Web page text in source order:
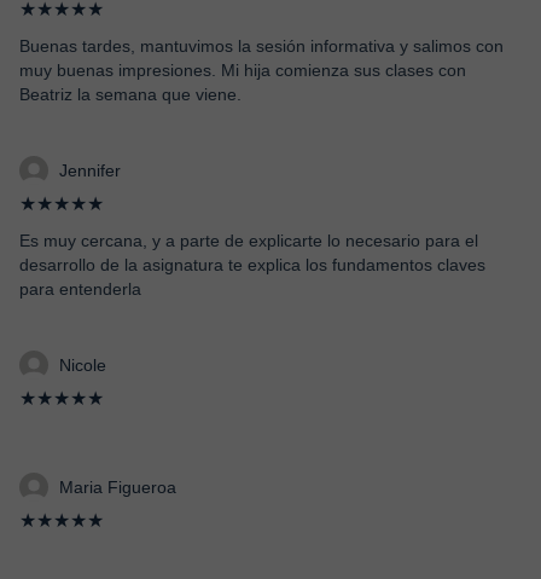
★★★★★
Buenas tardes, mantuvimos la sesión informativa y salimos con
muy buenas impresiones. Mi hija comienza sus clases con
Beatriz la semana que viene.
Jennifer
★★★★★
Es muy cercana, y a parte de explicarte lo necesario para el
desarrollo de la asignatura te explica los fundamentos claves
para entenderla
Nicole
★★★★★
Maria Figueroa
★★★★★